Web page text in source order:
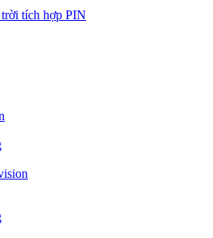
trời tích hợp PIN